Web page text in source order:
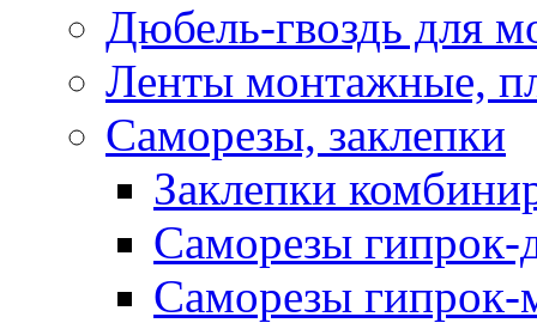
Дюбель-гвоздь для
Ленты монтажные,
Саморезы, заклепки
Заклепки
Саморезы гипрок-
Саморезы гипрок-